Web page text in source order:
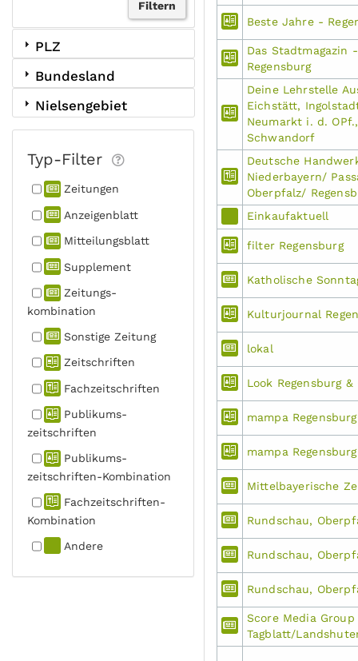
PLZ
Bundesland
Nielsengebiet
Typ-Filter
Zeitungen
Anzeigen­blatt
Mitteilungs­blatt
Supplement
Zeitungs­
kombination
Sonstige Zeitung
Zeitschriften
Fachzeit­schriften
Publikums­
zeitschriften
Publikums­
zeitschriften-Kombination
Fachzeit­schriften-
Kombination
Andere
Beste Jahre -
Das Stadtmagazin
Regensburg
Deine Lehrstelle
Eichstätt,
Neumarkt i. d.
Schwandorf
Deutsche
Niederbayern/
Oberpfalz/
Einkaufaktuell
filter Regensburg
Katholische
Kulturjournal
lokal
Look Regensburg
mampa
mampa
Mittelbayerische
Rundschau,
Rundschau,
Rundschau,
Score Media
Tagblatt/